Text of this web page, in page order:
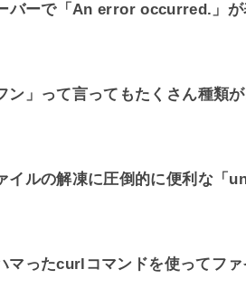
バーで「An error occurred.」が
ン」って言ってもたくさん種類
イルの解凍に圧倒的に便利な「
マったcurlコマンドを使ってフ